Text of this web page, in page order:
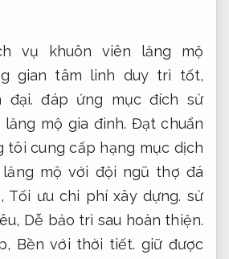
vụ khuôn viên lăng mộ
gian tâm linh duy trì tốt,
đại. đáp ứng mục đích sử
mộ gia đình. Đạt chuẩn
tôi cung cấp hạng mục dịch
mộ với đội ngũ thợ đá
Tối ưu chi phí xây dựng. sử
Dễ bảo trì sau hoàn thiện.
Bền với thời tiết. giữ được